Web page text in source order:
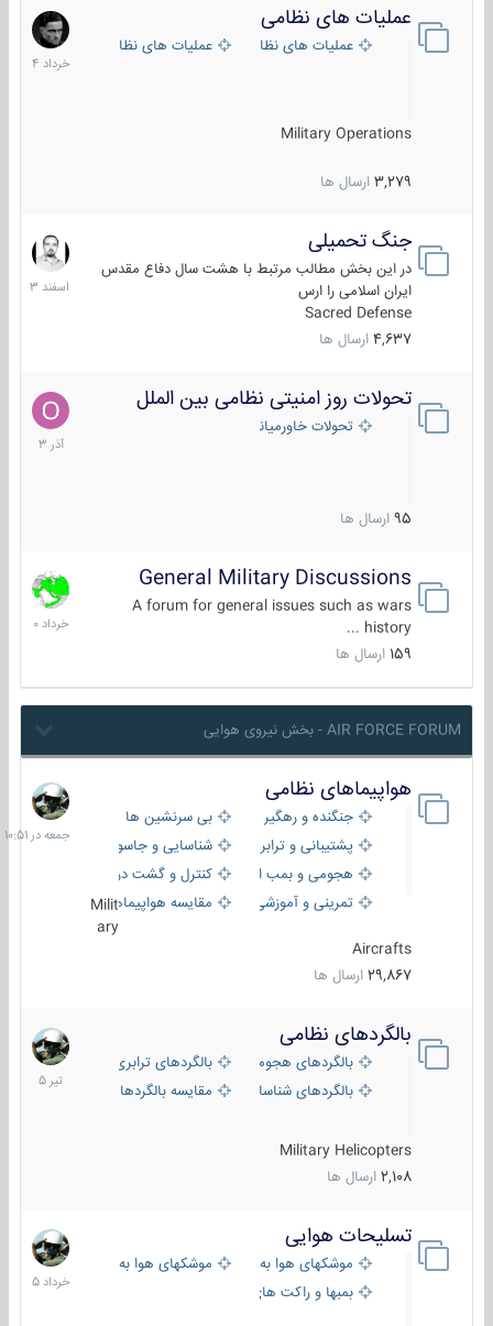
عملیات های نظامی
عملیات های نظامی ایرانعملیات های نظامی خارجی
Military Operations
3,279 ارسال ها
5
خرداد
1404
جنگ تحمیلی
در این بخش مطالب مرتبط با هشت سال دفاع مقدس
ایران اسلامی را ارس
Sacred Defense
4,637 ارسال ها
20
اسفند
1403
تحولات روز امنیتی نظامی بین الملل
تحولات خاورمیانه
95 ارسال ها
21
آذر
1403
General Military Discussions
A forum for general issues such as wars
history ...
159 ارسال ها
10
خرداد
1400
AIR FORCE FORUM - بخش نیروی هوایی
هواپیماهای نظامی
جنگنده و رهگیر
بی سرنشین ها
پشتیبانی و ترابری
شناسایی و جاسوسی
هجومی و بمب افکن
کنترل و گشت دریایی
تمرینی و آموزشی
مقایسه هواپیماهاMilit
ary
Aircrafts
29,867 ارسال ها
جمعه
در
10:51
بالگردهای نظامی
بالگردهای هجومی
بالگردهای ترابری
بالگردهای شناسایی
مقایسه بالگردها
Military Helicopters
2,108 ارسال ها
22
تیر
1405
تسلیحات هوایی
موشکهای هوا به هوا
موشکهای هوا به سطح
بمبها و راکت های هوایی
30
خرداد
1405